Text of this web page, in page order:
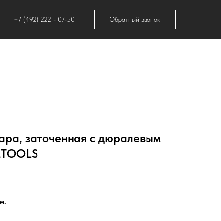
+7 (492) 222 - 07-50 Обратный звонок
заточенная с дюралевым